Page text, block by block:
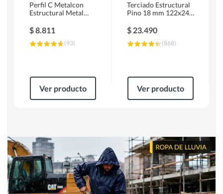
Perfil C Metalcon
Estructural Metal
$8.811
(93)
Ver producto
Terciado Estructural
Pino 18 mm 122x244
$ 23.490
(868)
Ver producto